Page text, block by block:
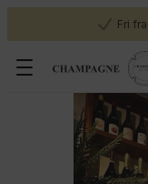
Fri